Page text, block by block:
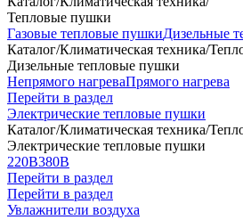
Тепловые пушки
Газовые тепловые пушкиДизельные
Каталог/Климатическая техника/
Дизельные тепловые пушки
Непрямого нагреваПрямого нагрева
Перейти в раздел
Электрические тепловые пушки
Каталог/Климатическая техника/
Электрические тепловые пушки
220В380В
Перейти в раздел
Перейти в раздел
Увлажнители воздуха